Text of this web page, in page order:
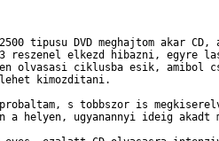
tipusu DVD meghajtom akar CD,
reszenel elkezd hibazni, egyre
olvasasi ciklusba esik, amibol
kimozditani.
probaltam, s tobbszor is
a helyen, ugyanannyi ideig akadt